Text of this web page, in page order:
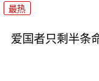
最热
爱国者只剩半条